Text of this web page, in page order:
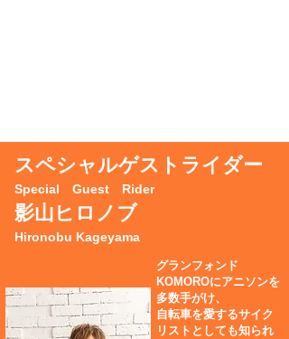
グランフォンド
KOMOROにアニソンを
多数手がけ、
自転車を愛するサイク
リストとしても知られ
スペシャルゲストライダー
Special Guest Rider
影山ヒロノブ
Hironobu Kageyama